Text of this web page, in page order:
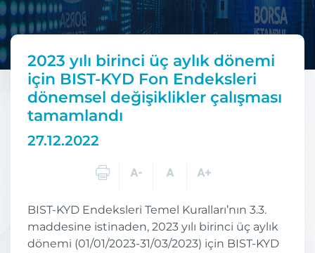
2023 yılı birinci üç aylık dönemi
için BIST-KYD Fon Endeksleri
dönemsel değişiklikler çalışması
tamamlandı
27.12.2022
BIST-KYD Endeksleri Temel Kuralları’nın 3.3.
maddesine istinaden, 2023 yılı birinci üç aylık
dönemi (01/01/2023-31/03/2023) için BIST-KYD